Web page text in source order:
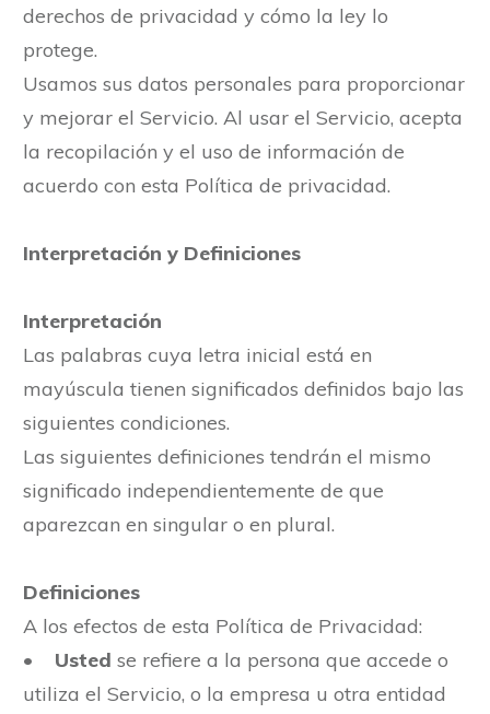
derechos de privacidad y cómo la ley lo
protege.
Usamos sus datos personales para proporcionar
y mejorar el Servicio. Al usar el Servicio, acepta
la recopilación y el uso de información de
acuerdo con esta Política de privacidad.
Interpretación y Definiciones
Interpretación
Las palabras cuya letra inicial está en
mayúscula tienen significados definidos bajo las
siguientes condiciones.
Las siguientes definiciones tendrán el mismo
significado independientemente de que
aparezcan en singular o en plural.
Definiciones
A los efectos de esta Política de Privacidad:
• Usted se refiere a la persona que accede o
utiliza el Servicio, o la empresa u otra entidad